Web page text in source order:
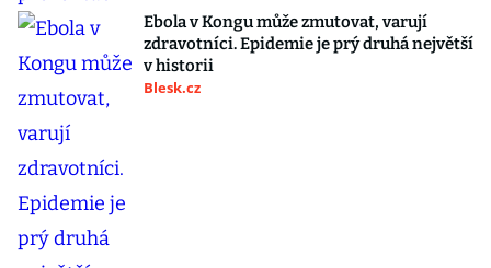
Ebola v Kongu může zmutovat, varují
zdravotníci. Epidemie je prý druhá největší
v historii
Blesk.cz